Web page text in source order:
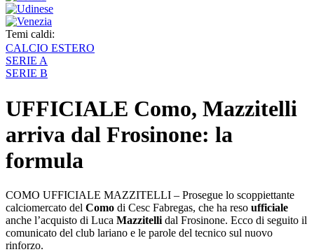
Temi caldi:
CALCIO ESTERO
SERIE A
SERIE B
UFFICIALE Como, Mazzitelli
arriva dal Frosinone: la
formula
COMO UFFICIALE MAZZITELLI – Prosegue lo scoppiettante
calciomercato del Como di Cesc Fabregas, che ha reso ufficiale
anche l’acquisto di Luca Mazzitelli dal Frosinone. Ecco di seguito il
comunicato del club lariano e le parole del tecnico sul nuovo
rinforzo.